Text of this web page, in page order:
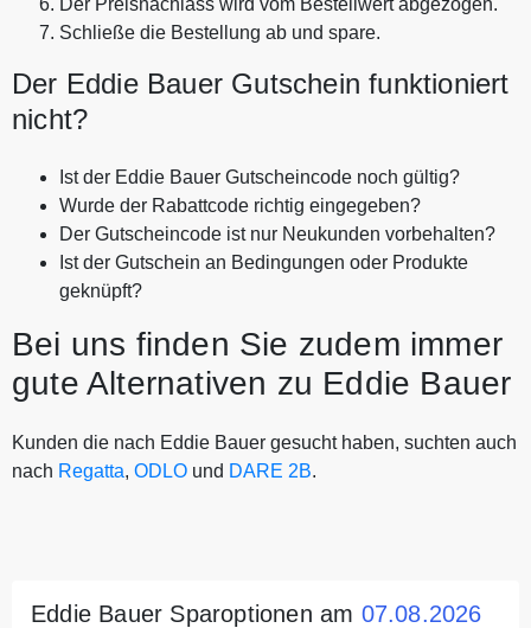
Schließe die Bestellung ab und spare.
Der Eddie Bauer Gutschein funktioniert
nicht?
Ist der Eddie Bauer Gutscheincode noch gültig?
Wurde der Rabattcode richtig eingegeben?
Der Gutscheincode ist nur Neukunden vorbehalten?
Ist der Gutschein an Bedingungen oder Produkte
geknüpft?
Bei uns finden Sie zudem immer
gute Alternativen zu Eddie Bauer
Kunden die nach Eddie Bauer gesucht haben, suchten auch
nach Regatta, ODLO und DARE 2B.
Eddie Bauer Sparoptionen am 07.08.2026